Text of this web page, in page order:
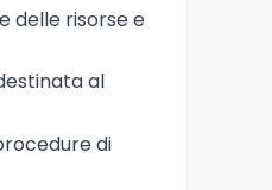
delle risorse e
al
di